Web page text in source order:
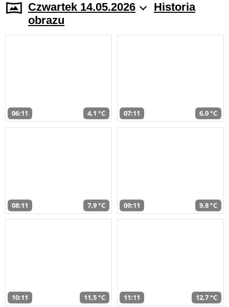
Czwartek 14.05.2026
Historia
obrazu
06:11 4,1 °C 07:11 6,0 °C
08:11 7,9 °C 09:11 9,8 °C
10:11 11,5 °C 11:11 12,7 °C